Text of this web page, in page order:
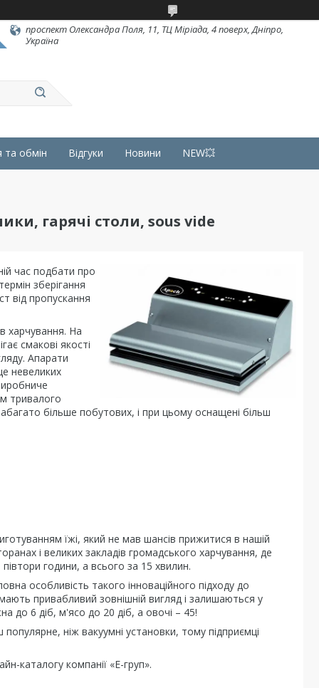
проспект Олександра Поля, 11, ТЦ Міріада, 4 поверх, Дніпро,
Україна
та обмін Відгуки Новини NEW💥
гарячі столи, sous vide
час подбати про
зберігання
від пропускання
харчування. На
смакові якості
Апарати
невеликих
тривалого
більше побутових, і при цьому оснащені більш
їжі, який не мав шансів прижитися в нашій
і великих закладів громадського харчування, де
години, а всього за 15 хвилин.
особливість такого інноваційного підходу до
привабливий зовнішній вигляд і залишаються у
до 6 діб, м'ясо до 20 діб, а овочі – 45!
ніж вакуумні установки, тому підприємці
каталогу компанії «Е-груп».